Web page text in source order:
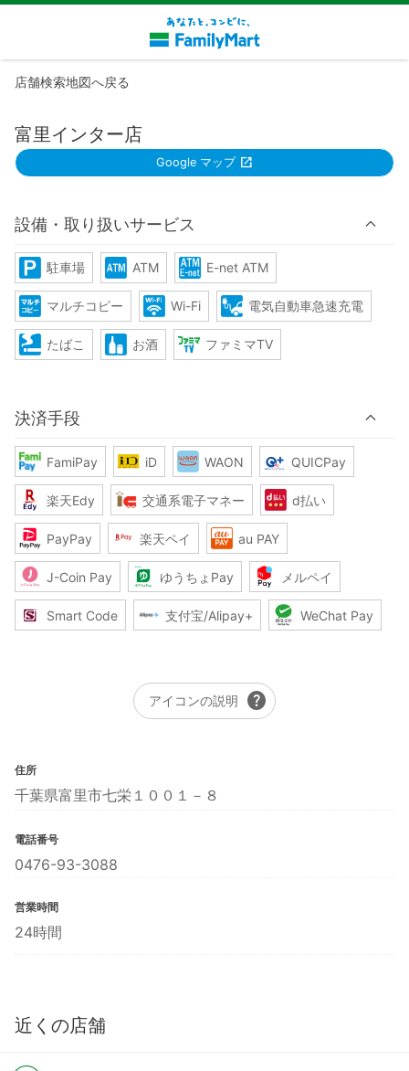
店舗検索地図へ戻る
富里インター店
Google マップ
設備・取り扱いサービス
駐車場 ATM E-net ATM
マルチコピー Wi-Fi 電気自動車急速充電
たばこ お酒 ファミマTV
決済手段
FamiPay iD WAON QUICPay
楽天Edy 交通系電子マネー d払い
PayPay 楽天ペイ au PAY
J-Coin Pay ゆうちょPay メルペイ
Smart Code 支付宝/Alipay+ WeChat Pay
アイコンの説明 help
住所
千葉県富里市七栄１００１－８
電話番号
0476-93-3088
営業時間
24時間
近くの店舗